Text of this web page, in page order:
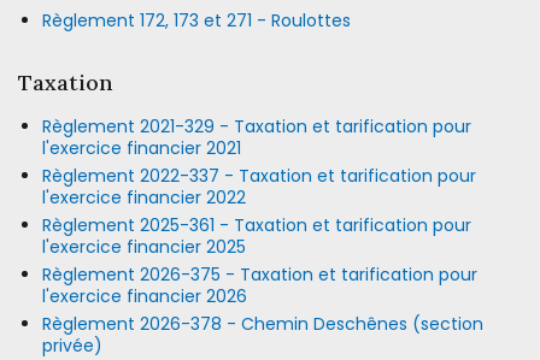
Règlement 172, 173 et 271 - Roulottes
Taxation
Règlement 2021-329 - Taxation et tarification pour
l'exercice financier 2021
Règlement 2022-337 - Taxation et tarification pour
l'exercice financier 2022
Règlement 2025-361 - Taxation et tarification pour
l'exercice financier 2025
Règlement 2026-375 - Taxation et tarification pour
l'exercice financier 2026
Règlement 2026-378 - Chemin Deschênes (section
privée)